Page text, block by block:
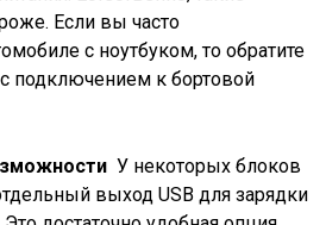
Если вы часто
с ноутбуком, то обратите
подключением к бортовой
У некоторых блоков
выход USB для зарядки